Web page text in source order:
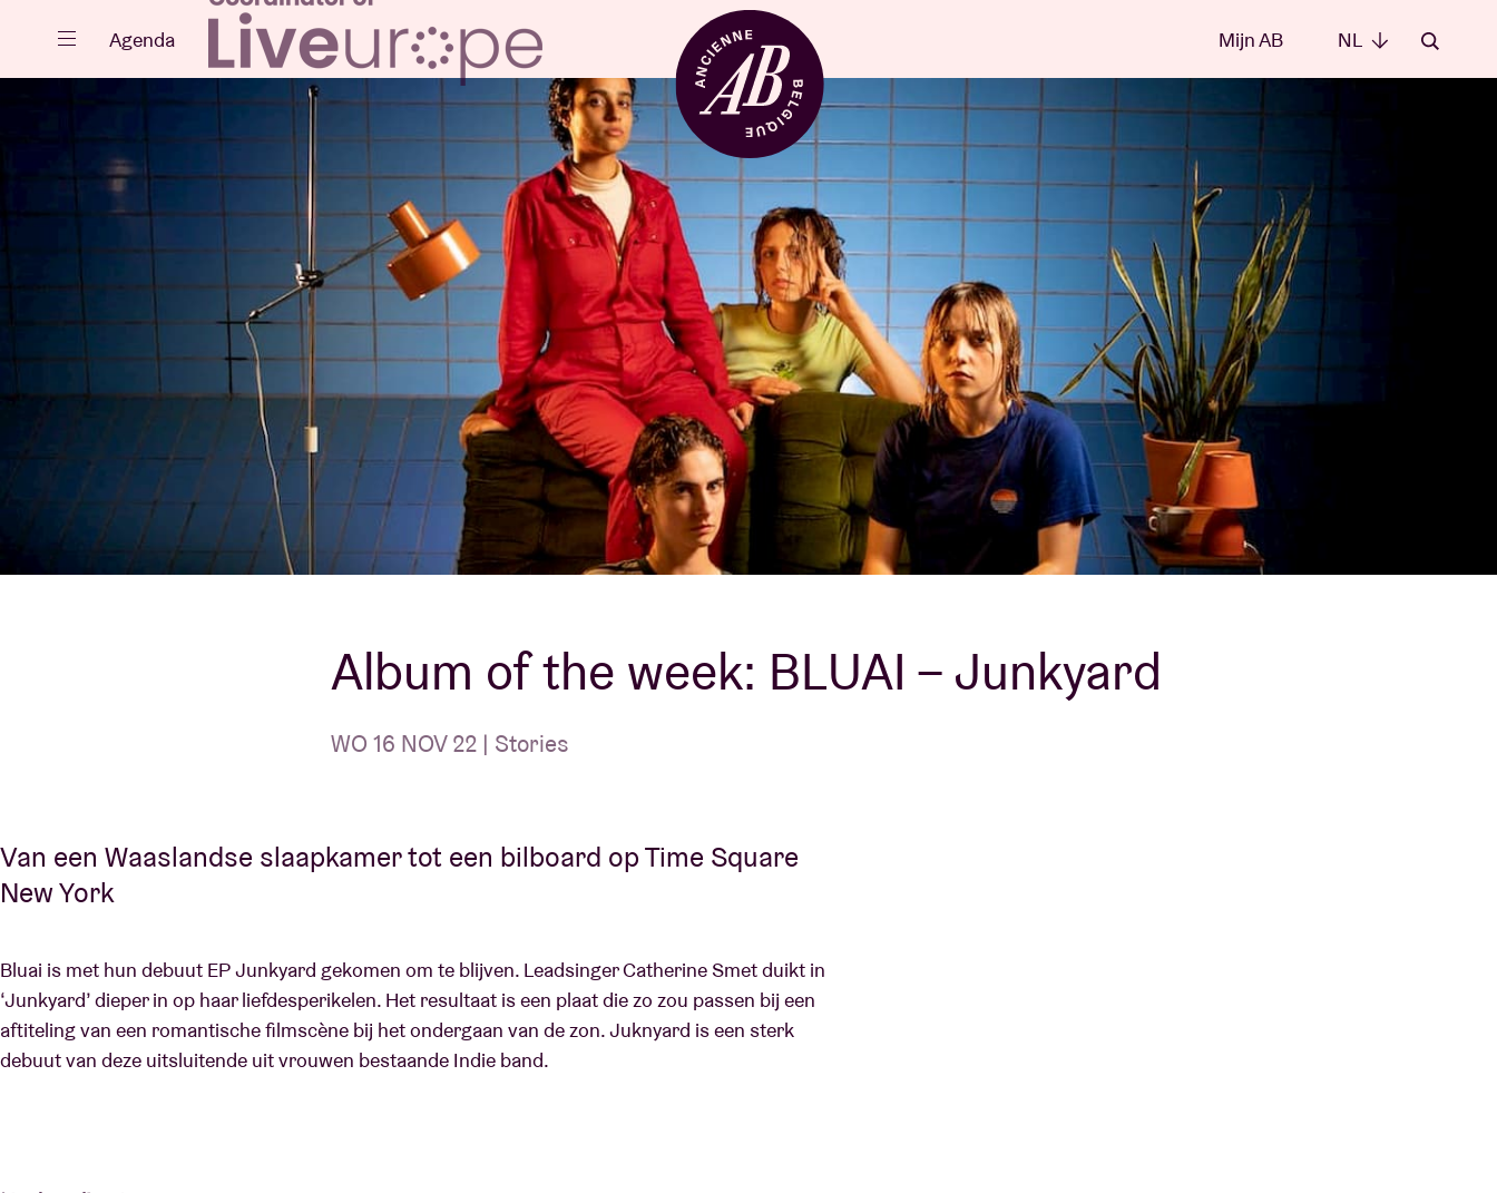
Sluiten NL
Agenda
Projecten
Nieuws
AB ❤ you
Zaalhuur
BRDCST
ABtv
Concertcheque
Over AB
Contact
Agenda Mijn AB NL
Album of the week: BLUAI – Junkyard
WO 16 NOV 22 | Stories
Van een Waaslandse slaapkamer tot een bilboard op Time Square
New York
Bluai is met hun debuut EP Junkyard gekomen om te blijven. Leadsinger Catherine Smet duikt in
‘Junkyard’ dieper in op haar liefdesperikelen. Het resultaat is een plaat die zo zou passen bij een
aftiteling van een romantische filmscène bij het ondergaan van de zon. Juknyard is een sterk
debuut van deze uitsluitende uit vrouwen bestaande Indie band.